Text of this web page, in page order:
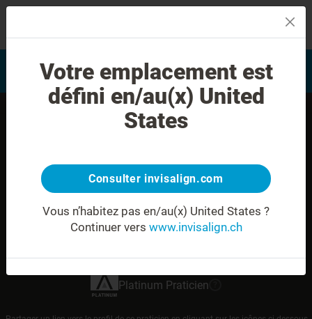
Evaluation du sourire
Trouver un docteur formé
Invisalign
Dr. Racha Zeini
Platinum Praticien
Votre emplacement est
défini en/au(x) United
States
Consulter invisalign.com
Vous n’habitez pas en/au(x) United States ?
Continuer vers www.invisalign.ch